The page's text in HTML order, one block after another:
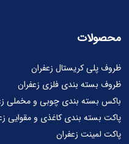
محصولات
ظروف پلی کریستال زعفران
ظروف بسته بندی فلزی زعفران
باکس بسته بندی چوبی و مخملی
پاکت بسته بندی کاغذی و مقوایی
پاکت لمینت زعفران